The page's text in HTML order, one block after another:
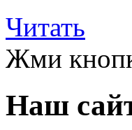
Читать
Жми
Наш